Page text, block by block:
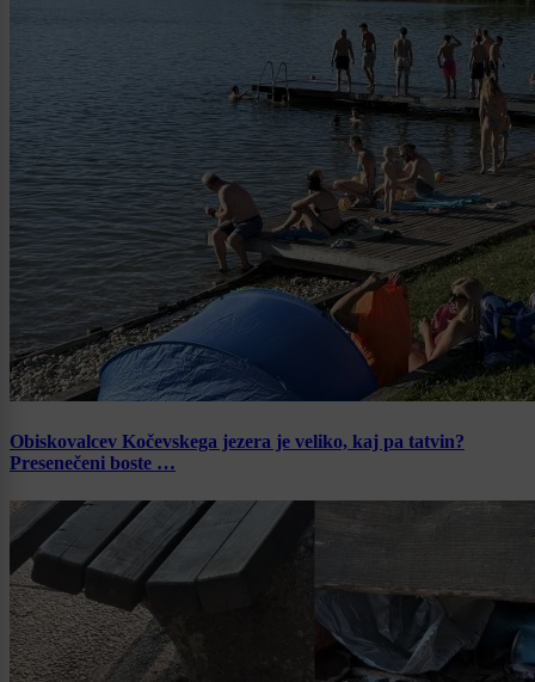
Obiskovalcev Kočevskega jezera je veliko, kaj pa tatvin?
Presenečeni boste …